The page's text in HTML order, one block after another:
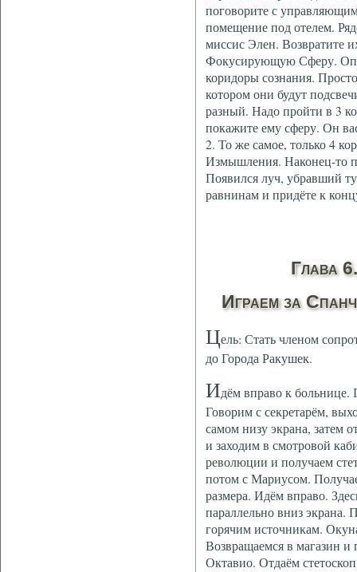
поговорите с
помещение под отелем.
миссис Элен. Возвратите
Фокусирующую Сферу.
коридоры сознания.
котором они будут
разный. Надо пройти в 3
покажите ему сферу. Он
2. То же самое, только 4
Измышления. Наконец-то
Появился луч, убравший
равнинам и придёте к
Глава
Играем за
Цель: Стать членом
до Города Ракушек.
Идём вправо к
Говорим с секретарём,
самом низу экрана, затем
и заходим в смотровой
революции и получаем
потом с Мариусом.
размера. Идём вправо.
параллельно вниз
горячим источникам.
Возвращаемся в магазин
Октавио. Отдаём